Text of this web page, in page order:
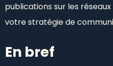
publications sur les
votre stratégie de
En bref